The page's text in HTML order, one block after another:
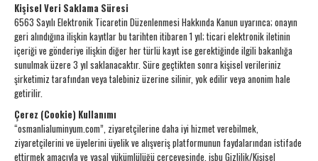
Kişisel Veri Saklama Süresi
6563 Sayılı Elektronik Ticaretin Düzenlenmesi Hakkında Kanun uyarınca; onayın
geri alındığına ilişkin kayıtlar bu tarihten itibaren 1 yıl; ticari elektronik iletinin
içeriği ve gönderiye ilişkin diğer her türlü kayıt ise gerektiğinde ilgili bakanlığa
sunulmak üzere 3 yıl saklanacaktır. Süre geçtikten sonra kişisel verileriniz
şirketimiz tarafından veya talebiniz üzerine silinir, yok edilir veya anonim hale
getirilir.
Çerez (Cookie) Kullanımı
“osmanlialuminyum.com”, ziyaretçilerine daha iyi hizmet verebilmek,
ziyaretçilerini ve üyelerini üyelik ve alışveriş platformunun faydalarından istifade
ettirmek amacıyla ve yasal yükümlülüğü çerçevesinde, işbu Gizlilik/Kişisel